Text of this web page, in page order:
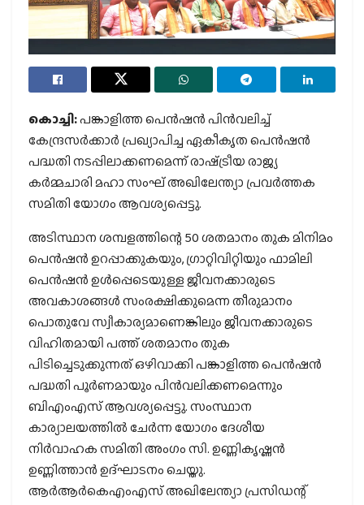
കൊച്ചി:പങ്കാളിത്ത പെന്‍ഷന്‍ പിന്‍വലിച്ച്
കേന്ദ്രസര്‍ക്കാര്‍ പ്രഖ്യാപിച്ച ഏകീകൃത പെന്‍ഷന്‍
പദ്ധതി നടപ്പിലാക്കണമെന്ന് രാഷ്‌ട്രീയ രാജ്യ
കര്‍മ്മചാരി മഹാ സംഘ് അഖിലേന്ത്യാ പ്രവര്‍ത്തക
സമിതി യോഗം ആവശ്യപ്പെട്ടു.
അടിസ്ഥാന ശമ്പളത്തിന്റെ 50 ശതമാനം തുക മിനിമം
പെന്‍ഷന്‍ ഉറപ്പാക്കുകയും, ഗ്രാറ്റിവിറ്റിയും ഫാമിലി
പെന്‍ഷന്‍ ഉള്‍പ്പെടെയുള്ള ജീവനക്കാരുടെ
അവകാശങ്ങള്‍ സംരക്ഷിക്കുമെന്ന തീരുമാനം
പൊതുവേ സ്വീകാര്യമാണെങ്കിലും ജീവനക്കാരുടെ
വിഹിതമായി പത്ത് ശതമാനം തുക
പിടിച്ചെടുക്കുന്നത് ഒഴിവാക്കി പങ്കാളിത്ത പെന്‍ഷന്‍
പദ്ധതി പൂര്‍ണമായും പിന്‍വലിക്കണമെന്നും
ബിഎംഎസ് ആവശ്യപ്പെട്ടു. സംസ്ഥാന
കാര്യാലയത്തില്‍ ചേര്‍ന്ന യോഗം ദേശീയ
നിര്‍വാഹക സമിതി അംഗം സി. ഉണ്ണികൃഷ്ണന്‍
ഉണ്ണിത്താന്‍ ഉദ്ഘാടനം ചെയ്തു.
ആര്‍ആര്‍കെഎംഎസ് അഖിലേന്ത്യാ പ്രസിഡന്റ്